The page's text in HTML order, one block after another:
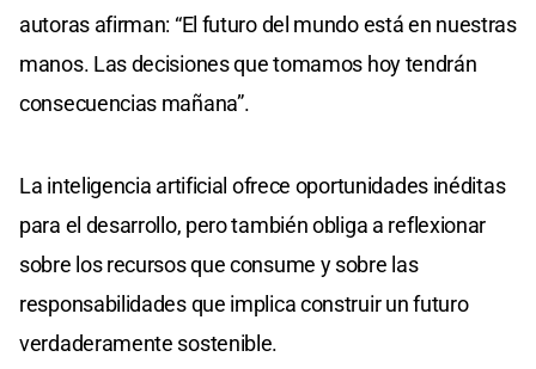
autoras afirman: “El futuro del mundo está en nuestras
manos. Las decisiones que tomamos hoy tendrán
consecuencias mañana”.
La inteligencia artificial ofrece oportunidades inéditas
para el desarrollo, pero también obliga a reflexionar
sobre los recursos que consume y sobre las
responsabilidades que implica construir un futuro
verdaderamente sostenible.